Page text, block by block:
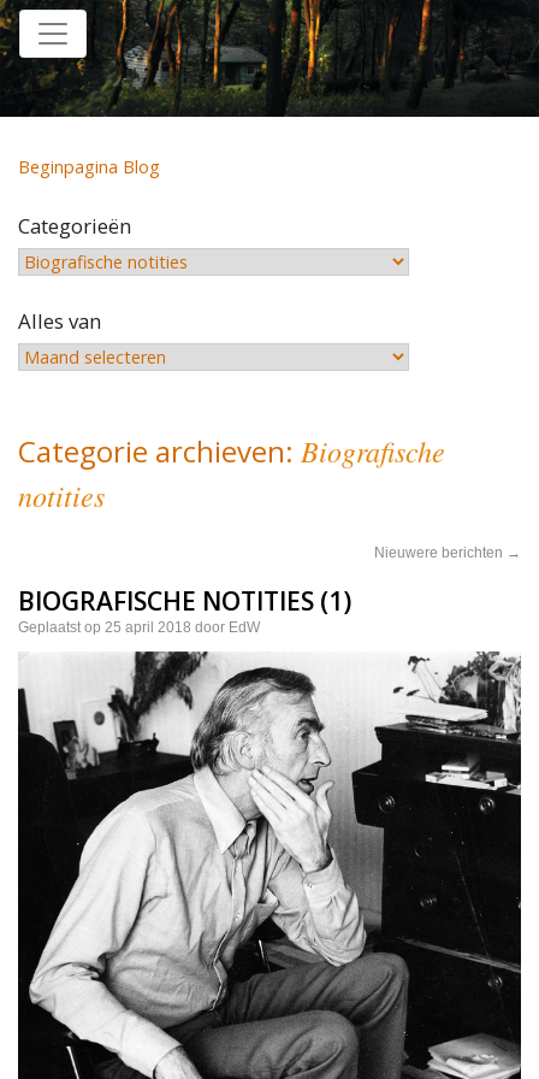
Home
Beginpagina Blog
Categorieën
Alles van
Categorie archieven: Biografische
notities
Nieuwere berichten →
BIOGRAFISCHE NOTITIES (1)
Geplaatst op 25 april 2018 door EdW